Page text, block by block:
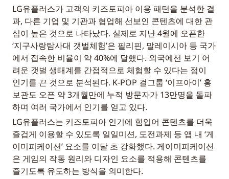
LG유플러스가 고객의 키즈토피아 이용 패턴을 분석한 결
과, 다른 기업 및 기관과 협업해 선보인 콘텐츠에 대한 관
심이 높은 것으로 나타났다. 실제로 지난 4월에 오픈한
‘지구사랑탐사대 갯벌체험’은 필리핀, 말레이시아 등 국가
에서 접속한 비율이 약 40%에 달했다. 외국에선 보기 어
려운 갯벌 생태계를 간접적으로 체험할 수 있다는 점이
인기를 끈 것으로 분석된다. K-POP 걸그룹 ‘이프아이’ 홍
보관도 오픈 약 3개월만에 누적 방문자가 13만명을 돌파
하며 여러 국가에서 인기를 얻고 있다.
LG유플러스는 키즈토피아 인기에 힘입어 콘텐츠를 더욱
즐겁게 이용할 수 있도록 일일미션, 도전과제 등 앱 내 ‘게
이미피케이션’ 요소를 이달 초 강화했다. 게이미피케이션
은 게임의 작동 원리와 디자인 요소를 적용해 콘텐츠를
즐기도록 유도하는 방식을 의미한다.